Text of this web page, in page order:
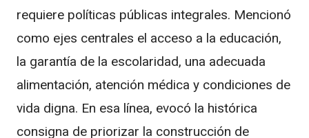
requiere políticas públicas integrales. Mencionó
como ejes centrales el acceso a la educación,
la garantía de la escolaridad, una adecuada
alimentación, atención médica y condiciones de
vida digna. En esa línea, evocó la histórica
consigna de priorizar la construcción de